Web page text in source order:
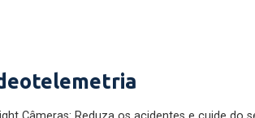
Câmeras: Reduza os acidentes e cuide do